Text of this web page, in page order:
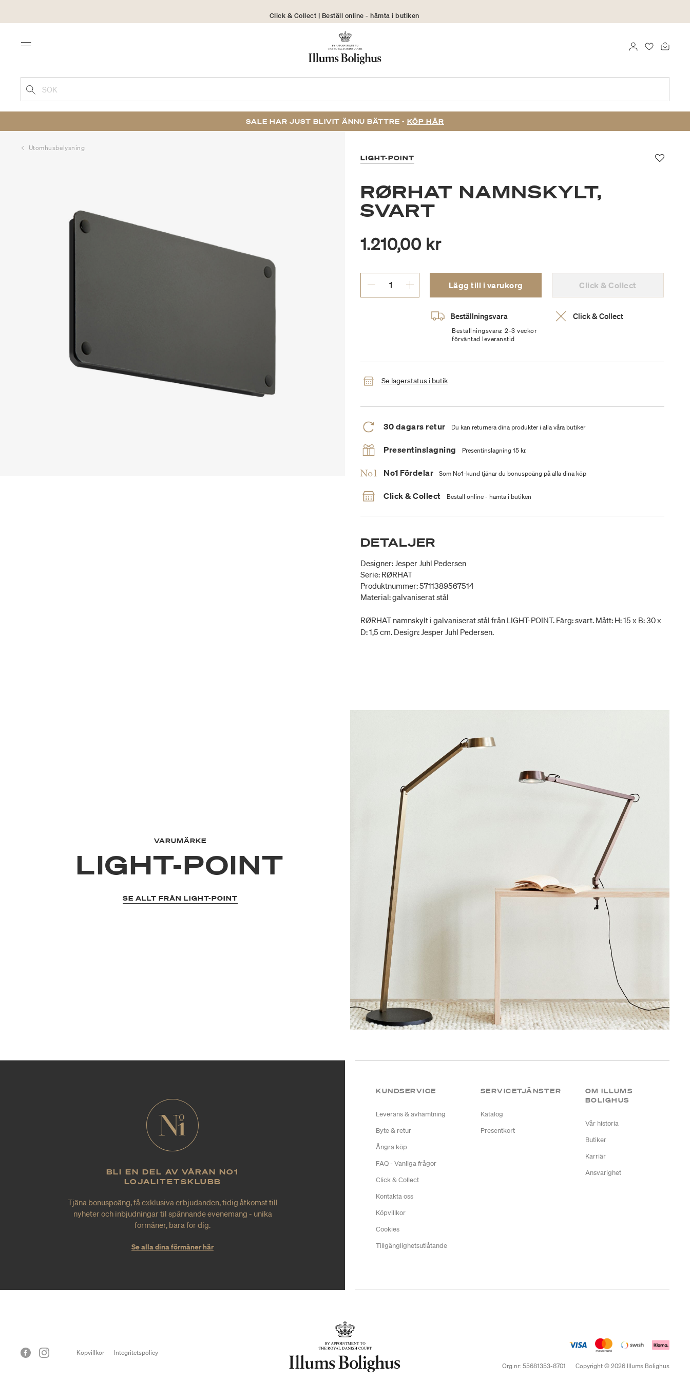
Click & Collect | Beställ online - hämta i butiken
30 dagars returrätt
Menu FAVORITER
LOGGA IN
SÖK
SALE HAR JUST BLIVIT ÄNNU BÄTTRE - KÖP HÄR
Utomhusbelysning
LIGHT-POINT
RØRHAT NAMNSKYLT,
SVART
1.210,00 kr
Lägg till i varukorg Click & Collect
Beställningsvara
Beställningsvara: 2-3 veckor
förväntad leveranstid
Click & Collect
Se lagerstatus i butik
30 dagars retur Du kan returnera dina produkter i alla våra butiker
Presentinslagning Presentinslagning 15 kr.
No1 Fördelar Som No1-kund tjänar du bonuspoäng på alla dina köp
Click & Collect Beställ online - hämta i butiken
DETALJER
Designer: Jesper Juhl Pedersen
Serie: RØRHAT
Produktnummer: 5711389567514
Material: galvaniserat stål
RØRHAT namnskylt i galvaniserat stål från LIGHT-POINT. Färg: svart. Mått: H: 15 x B: 30 x
D: 1,5 cm. Design: Jesper Juhl Pedersen.
VARUMÄRKE
LIGHT-POINT
SE ALLT FRÅN LIGHT-POINT
BLI EN DEL AV VÅRAN NO1
LOJALITETSKLUBB
Tjäna bonuspoäng, få exklusiva erbjudanden, tidig åtkomst till
nyheter och inbjudningar til spännande evenemang - unika
förmåner, bara för dig.
Se alla dina förmåner här
KUNDSERVICE
Leverans & avhämtning
Byte & retur
Ångra köp
FAQ - Vanliga frågor
Click & Collect
Kontakta oss
Köpvillkor
Cookies
Tillgänglighetsutlåtande
SERVICETJÄNSTER
Katalog
Presentkort
OM ILLUMS
BOLIGHUS
Vår historia
Butiker
Karriär
Ansvarighet
Köpvillkor
Integritetspolicy
Org.nr: 55681353-8701
Copyright © 2026 Illums Bolighus